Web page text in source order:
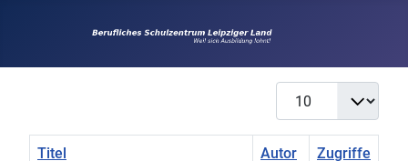
Anzeige #
Titel Autor Zugriffe